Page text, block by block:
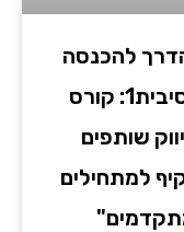
להכנסה
פסיבית1: קורס
שותפים
למתחילים